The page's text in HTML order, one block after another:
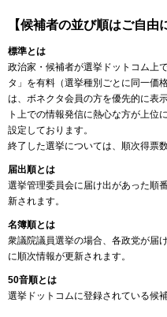
【候補者の並び順はご自由
標準とは
政治家・候補者が選挙ドットコム上
タ」を有料（選挙種別ごとに同一価
は、ボネクタ会員の方を優先的に表
ト上での情報発信に熱心な方が上位
設定しております。
終了した選挙については、順次得票
届出順とは
選挙管理委員会に届け出があった順
新されます。
名簿順とは
衆議院議員選挙の場合、各政党が届
に順次情報が更新されます。
50音順とは
選挙ドットコムに登録されている候